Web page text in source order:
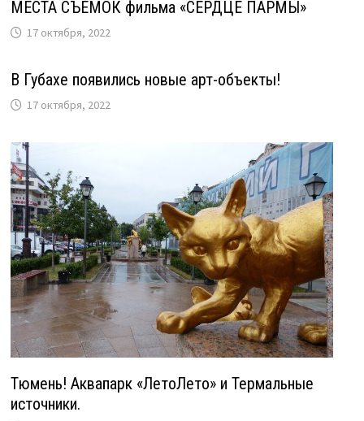
МЕСТА СЪЁМОК фильма «СЕРДЦЕ ПАРМЫ»
17 октября, 2022
В Губахе появились новые арт-объекты!
17 октября, 2022
Тюмень! Аквапарк «ЛетоЛето» и Термальные
источники.